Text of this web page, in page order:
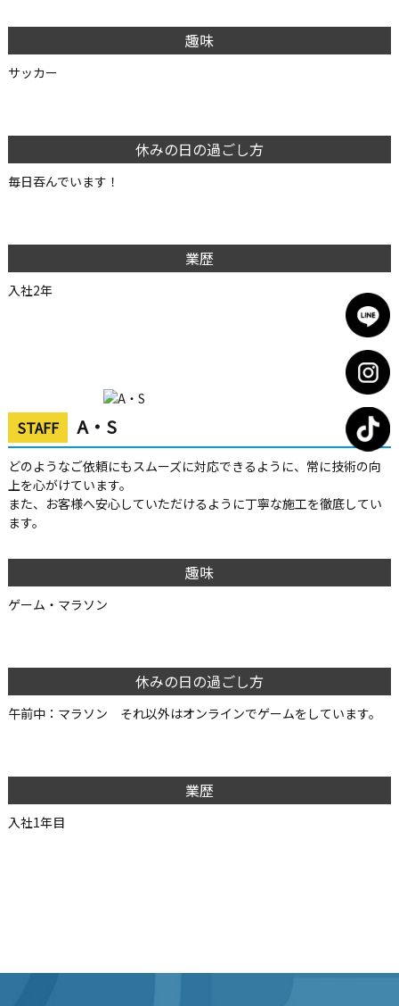
趣味
サッカー
休みの日の過ごし方
毎日吞んでいます！
業歴
入社2年
STAFF A・S
どのようなご依頼にもスムーズに対応できるように、常に技術の向
上を心がけています。
また、お客様へ安心していただけるように丁寧な施工を徹底してい
ます。
趣味
ゲーム・マラソン
休みの日の過ごし方
午前中：マラソン それ以外はオンラインでゲームをしています。
業歴
入社1年目